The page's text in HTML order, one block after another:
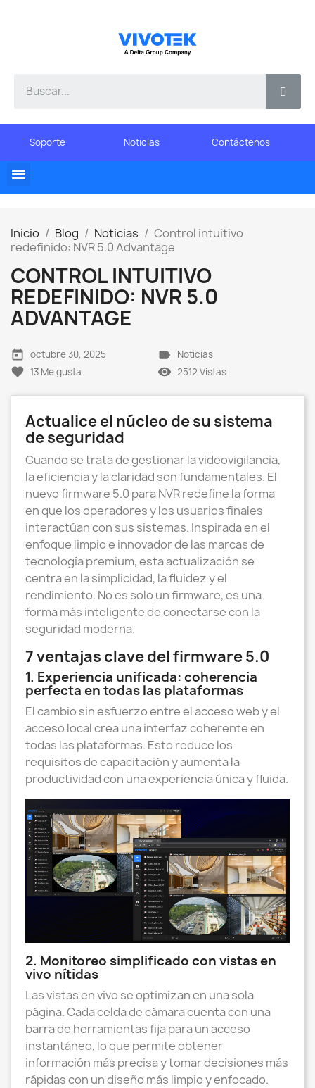
Soporte Noticias Contáctenos
Inicio Blog Noticias
Control intuitivo
redefinido: NVR 5.0 Advantage
CONTROL INTUITIVO
REDEFINIDO: NVR 5.0
ADVANTAGE
today octubre 30, 2025 label Noticias
favorite 13 Me gusta remove_red_eye 2512 Vistas
Actualice el núcleo de su sistema
de seguridad
Cuando se trata de gestionar la videovigilancia,
la eficiencia y la claridad son fundamentales. El
nuevo firmware 5.0 para NVR redefine la forma
en que los operadores y los usuarios finales
interactúan con sus sistemas. Inspirada en el
enfoque limpio e innovador de las marcas de
tecnología premium, esta actualización se
centra en la simplicidad, la fluidez y el
rendimiento. No es solo un firmware, es una
forma más inteligente de conectarse con la
seguridad moderna.
7 ventajas clave del firmware 5.0
1. Experiencia unificada: coherencia
perfecta en todas las plataformas
El cambio sin esfuerzo entre el acceso web y el
acceso local crea una interfaz coherente en
todas las plataformas. Esto reduce los
requisitos de capacitación y aumenta la
productividad con una experiencia única y fluida.
2. Monitoreo simplificado con vistas en
vivo nítidas
Las vistas en vivo se optimizan en una sola
página. Cada celda de cámara cuenta con una
barra de herramientas fija para un acceso
instantáneo, lo que permite obtener
información más precisa y tomar decisiones más
rápidas con un diseño más limpio y enfocado.